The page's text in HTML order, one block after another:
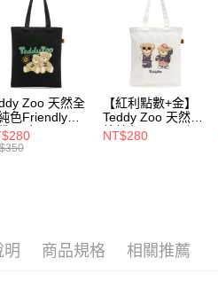
Zoo 天然全
色Friendly帆
-黑色
【紅利點數+金】
Teddy Zoo 天然全
棉純色Friendly帆
布袋-白色
NT$280
明 商品規格 相關推薦